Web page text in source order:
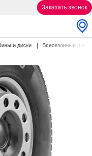
Заказать звонок
и диски Всесезонные